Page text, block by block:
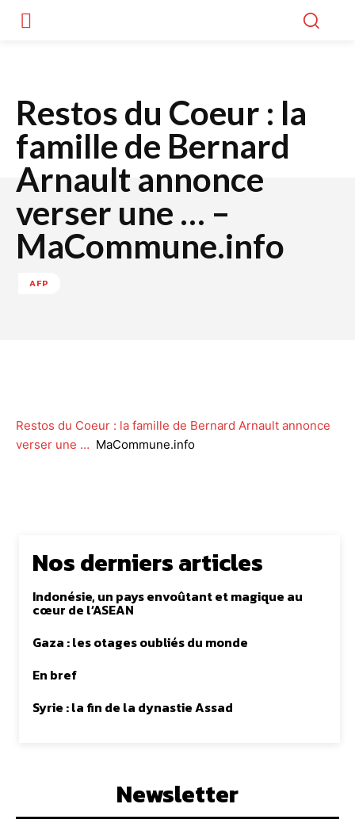
Restos du Coeur : la
famille de Bernard
Arnault annonce
verser une … –
MaCommune.info
AFP
Restos du Coeur : la famille de Bernard Arnault annonce
verser une … MaCommune.info
Nos derniers articles
Indonésie, un pays envoûtant et magique au
cœur de l’ASEAN
Gaza : les otages oubliés du monde
En bref
Syrie : la fin de la dynastie Assad
Newsletter